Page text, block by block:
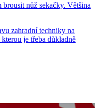
nůž sekačky. Většina
zahradní techniky na
je třeba důkladně